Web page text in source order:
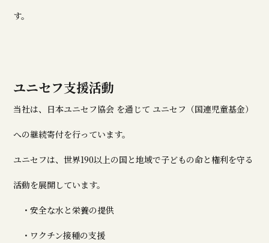
す。
ユニセフ支援活動
当社は、日本ユニセフ協会 を通じて ユニセフ（国連児童基金）
への継続寄付を行っています。
ユニセフは、世界190以上の国と地域で子どもの命と権利を守る
活動を展開しています。
・安全な水と栄養の提供
・ワクチン接種の支援